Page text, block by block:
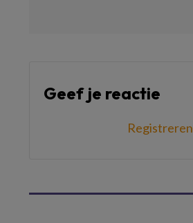
Geef je reactie
Registreren